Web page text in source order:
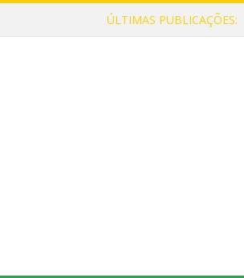
ÚLTIMAS PUBLICAÇÕES: